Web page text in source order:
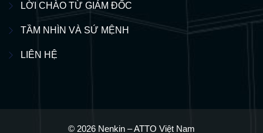
LỜI CHÀO TỪ GIÁM ĐỐC
TẦM NHÌN VÀ SỨ MỆNH
LIÊN HỆ
© 2026 Nenkin – ATTO Việt Nam